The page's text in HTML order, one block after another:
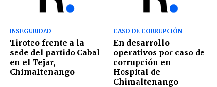
INSEGURIDAD
Tiroteo frente a la
sede del partido Cabal
en el Tejar,
Chimaltenango
CASO DE CORRUPCIÓN
En desarrollo
operativos por caso de
corrupción en
Hospital de
Chimaltenango